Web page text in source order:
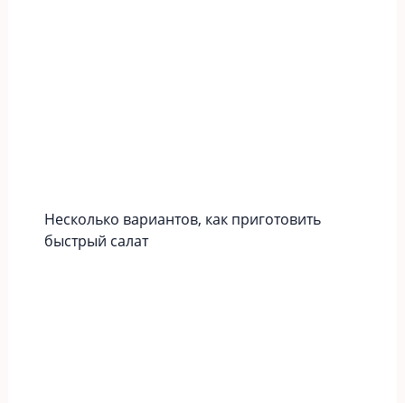
Несколько вариантов, как приготовить
быстрый салат